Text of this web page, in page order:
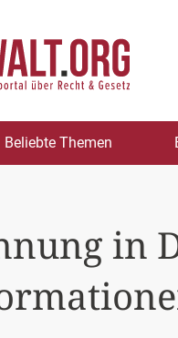
Beliebte Themen
in